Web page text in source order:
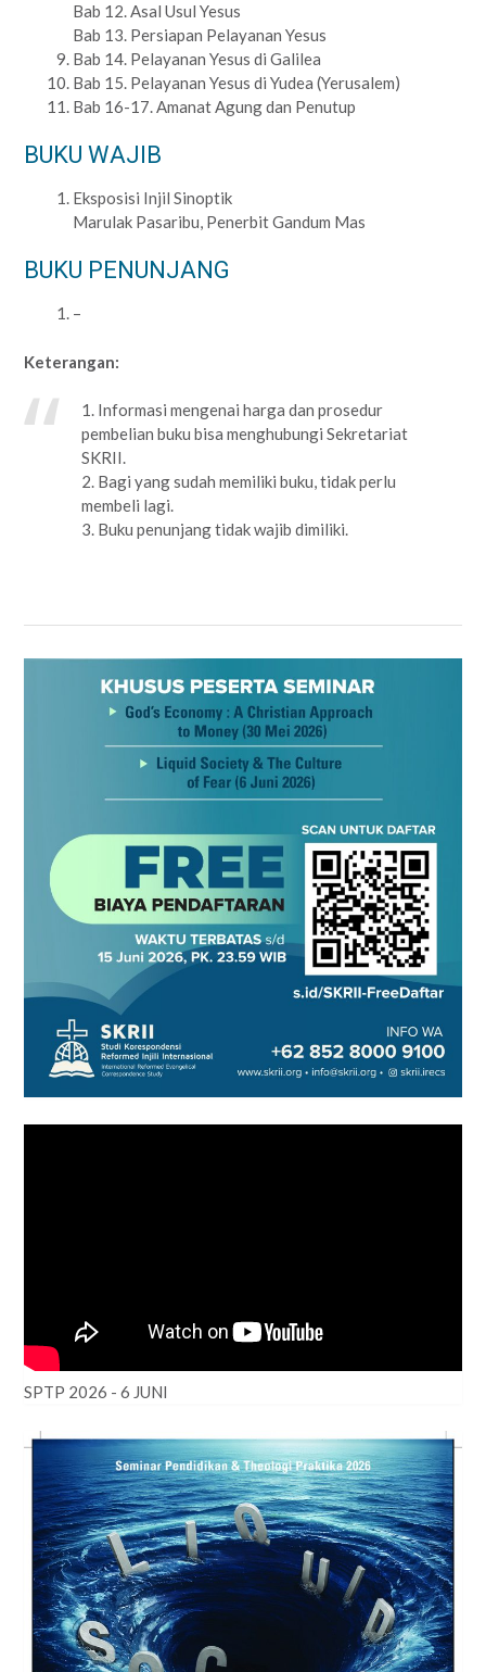
Bab 12. Asal Usul Yesus
Bab 13. Persiapan Pelayanan Yesus
Bab 14. Pelayanan Yesus di Galilea
Bab 15. Pelayanan Yesus di Yudea (Yerusalem)
Bab 16-17. Amanat Agung dan Penutup
BUKU WAJIB
Eksposisi Injil Sinoptik
Marulak Pasaribu, Penerbit Gandum Mas
BUKU PENUNJANG
–
Keterangan:
1. Informasi mengenai harga dan prosedur
pembelian buku bisa menghubungi Sekretariat
SKRII.
2. Bagi yang sudah memiliki buku, tidak perlu
membeli lagi.
3. Buku penunjang tidak wajib dimiliki.
SPTP 2026 - 6 JUNI